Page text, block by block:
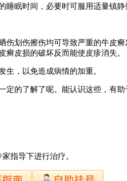
眠时间，必要时可服用适量镇静
伤划伤擦伤均可导致严重的牛皮
皮损的破坏反而能使皮疹消失。
生，以免造成病情的加重。
的了解了呢。能认识这些，有
指导下进行治疗。